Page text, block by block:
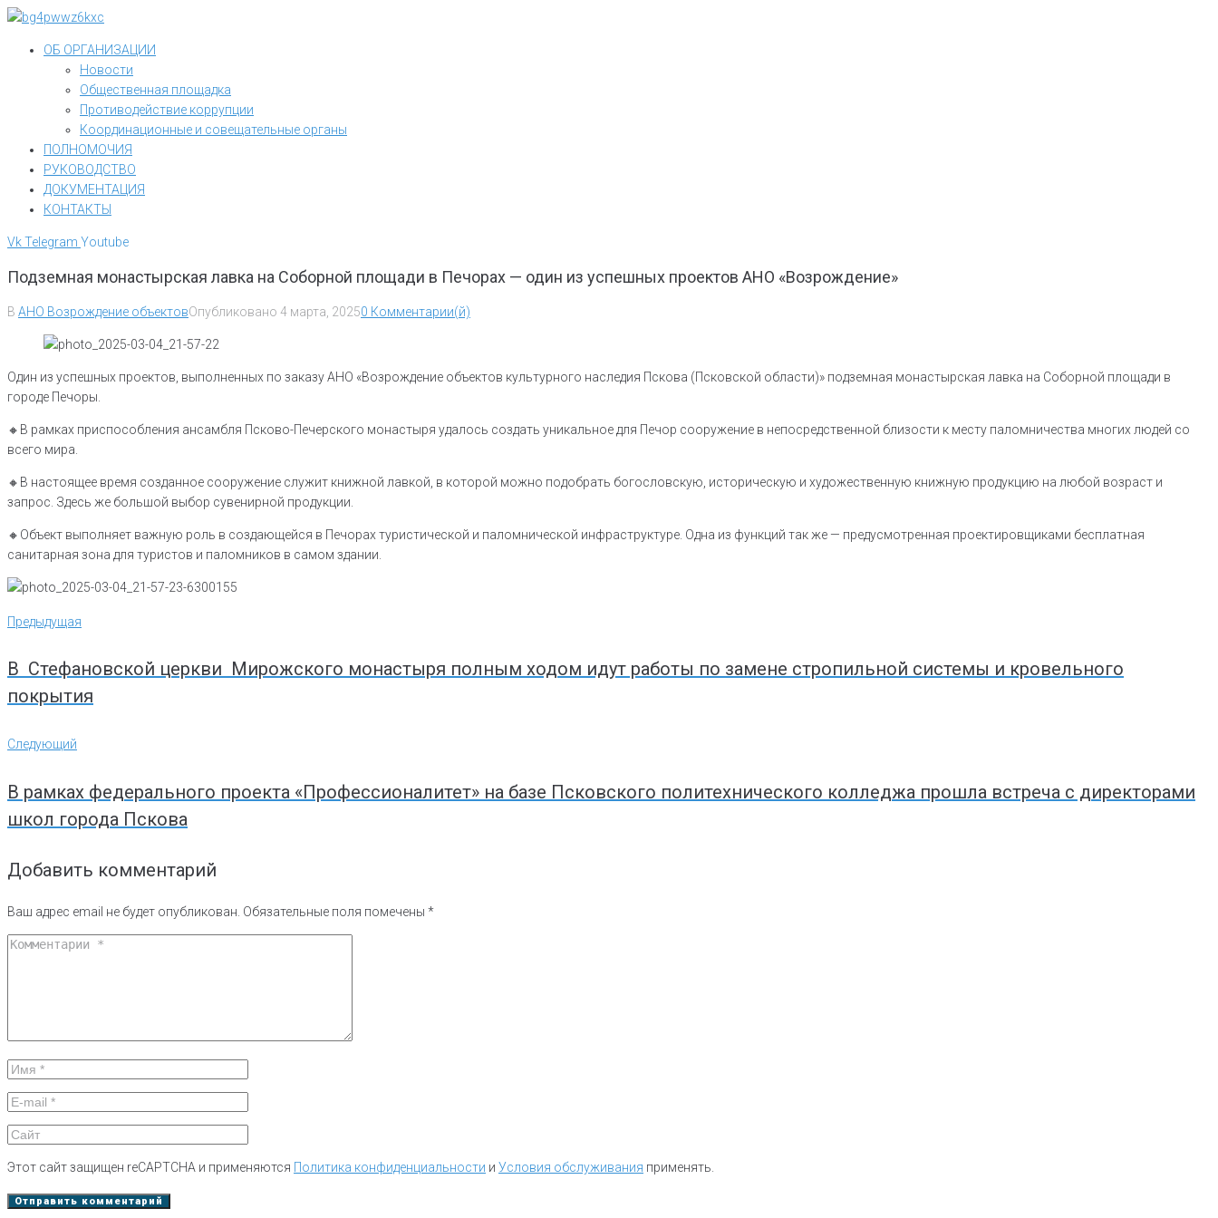
Перейти
контентуОБ ОРГАНИЗАЦИИ
Новости
Общественная площадка
Противодействие коррупции
Координационные и совещательные органы
ПОЛНОМОЧИЯ
РУКОВОДСТВО
ДОКУМЕНТАЦИЯ
КОНТАКТЫ
VkTelegram Youtube
Подземная монастырская лавка на Соборной площади в Печорах — один из успешных проектов АНО «Возрождение»
В АНО Возрождение объектовОпубликовано 4 марта, 20250 Комментарии(й)
Один из успешных проектов, выполненных по заказу АНО «Возрождение объектов культурного наследия Пскова (Псковской области)» подземная монастырская лавка на Соборной площади в
городе Печоры.
🔸В рамках приспособления ансамбля Псково-Печерского монастыря удалось создать уникальное для Печор сооружение в непосредственной близости к месту паломничества многих людей со
всего мира.
🔸В настоящее время созданное сооружение служит книжной лавкой, в которой можно подобрать богословскую, историческую и художественную книжную продукцию на любой возраст и
запрос. Здесь же большой выбор сувенирной продукции.
🔸Объект выполняет важную роль в создающейся в Печорах туристической и паломнической инфраструктуре. Одна из функций так же — предусмотренная проектировщиками бесплатная
санитарная зона для туристов и паломников в самом здании.
Навигация
записям
Предыдущая
Предыдущая
В Стефановской церкви Мирожского монастыря полным ходом идут работы по замене стропильной системы и кровельного
покрытия
Следующий
Следующий
В рамках федерального проекта «Профессионалитет» на базе Псковского политехнического колледжа прошла встреча с директорами
школ города Пскова
Добавить комментарий
Ваш адрес email не будет опубликован. Обязательные поля помечены *
Этот сайт защищен reCAPTCHA и применяются Политика конфиденциальности и Условия обслуживания применять.